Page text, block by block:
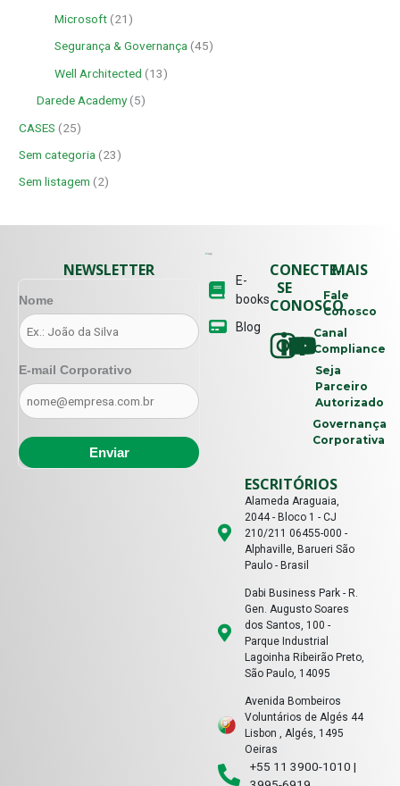
Microsoft (21)
Segurança & Governança (45)
Well Architected (13)
Darede Academy(5)
CASES (25)
Sem categoria (23)
Sem listagem (2)
E-
books
Blog
CONECTE-
SE
CONOSCO
MAIS
Fale
Conosco
Canal
Compliance
Seja
Parceiro
Autorizado
Governança
Corporativa
ESCRITÓRIOS
Alameda Araguaia,
2044 - Bloco 1 - CJ
210/211 06455-000 -
Alphaville, Barueri São
Paulo - Brasil
Dabi Business Park - R.
Gen. Augusto Soares
dos Santos, 100 -
Parque Industrial
Lagoinha Ribeirão Preto,
São Paulo, 14095
Avenida Bombeiros
Voluntários de Algés 44
Lisbon , Algés, 1495
Oeiras
+55 11 3900-1010 |
NEWSLETTER
Nome
E-mail Corporativo